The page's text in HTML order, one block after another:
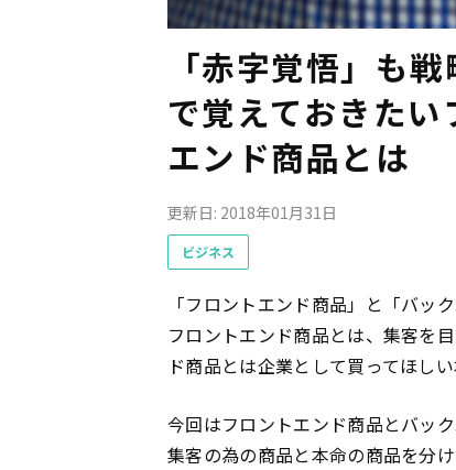
「赤字覚悟」も
で覚えておきた
エンド商品とは
更新日: 2018年01月31日
ビジネス
「フロントエンド商品」と「バッ
フロントエンド商品とは、集客を
ド商品とは企業として買ってほし
今回はフロントエンド商品とバッ
集客の為の商品と本命の商品を分